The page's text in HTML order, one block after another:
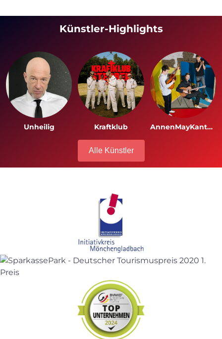
Künstler-Highlights
Unheilig Kraftklub AnnenMayKantereit
Alle Künstler